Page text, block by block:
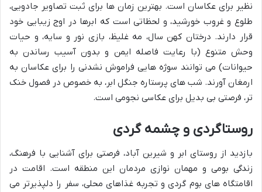
نظیر برای عکاسان است. بهترین زمان ها برای ثبت تصاویر جادویی،
طلوع و غروب خورشید، و لحظاتی است که ابرها در اوج زیبایی خود
قرار دارند. درختان کهن سال، مه غلیظ، بازی نور و سایه، و حیات
وحش متنوع (با رعایت فاصله ایمن و بدون آسیب رساندن به
حیوانات) می توانند سوژه هایی فراموش نشدنی را برای عکاسان به
ارمغان آورند. شب های پرستاره جنگل ابر، به خصوص در فصول خنک
تر، فرصتی بی بدیل برای عکاسی نجومی است.
روستاگردی و چشمه گردی
بازدید از روستای ابر و شیرین آباد، فرصتی برای آشنایی با فرهنگ،
زندگی بومی و مهمان نوازی مردمان این منطقه است. اقامت در
اقامتگاه های بوم گردی و تجربه غذاهای محلی، سفر را دلپذیرتر می